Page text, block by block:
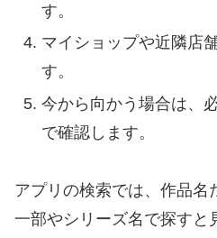
す。
マイショップや近隣店
す。
今から向かう場合は、
で確認します。
アプリの検索では、作品名
一部やシリーズ名で探すと